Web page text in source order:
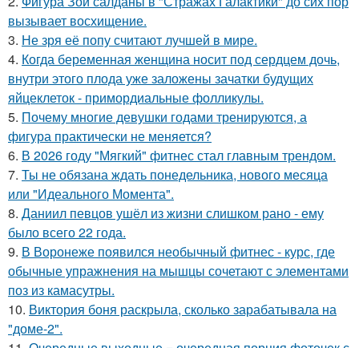
вызывает восхищение.
3. Не зря её попу считают лучшей в мире.
4. Когда беременная женщина носит под сердцем дочь,
внутри этого плода уже заложены зачатки будущих
яйцеклеток - примордиальные фолликулы.
5. Почему многие девушки годами тренируются, а
фигура практически не меняется?
6. В 2026 году "Мягкий" фитнес стал главным трендом.
7. Ты не обязана ждать понедельника, нового месяца
или "Идеального Момента".
8. Даниил певцов ушёл из жизни слишком рано - ему
было всего 22 года.
9. В Воронеже появился необычный фитнес - курс, где
обычные упражнения на мышцы сочетают с элементами
поз из камасутры.
10. Виктория боня раскрыла, сколько зарабатывала на
"доме-2".